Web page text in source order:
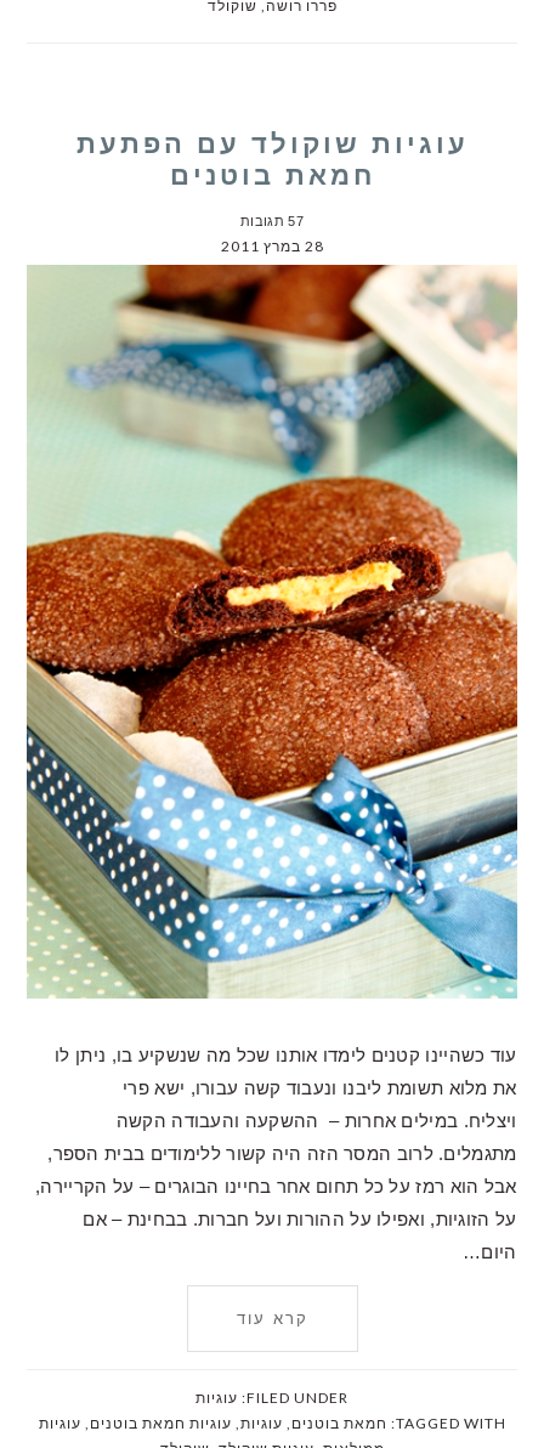
פררו רושה, שוקולד
עוגיות שוקולד עם הפתעת
חמאת בוטנים
57 תגובות
28 במרץ 2011
עוד כשהיינו קטנים לימדו אותנו שכל מה שנשקיע בו, ניתן לו
את מלוא תשומת ליבנו ונעבוד קשה עבורו, ישא פרי
ויצליח. במילים אחרות – ההשקעה והעבודה הקשה
מתגמלים. לרוב המסר הזה היה קשור ללימודים בבית הספר,
אבל הוא רמז על כל תחום אחר בחיינו הבוגרים – על הקריירה,
על הזוגיות, ואפילו על ההורות ועל חברות. בבחינת – אם
היום…
קרא עוד
FILED UNDER: עוגיות
TAGGED WITH: חמאת בוטנים , עוגיות, עוגיות חמאת בוטנים , עוגיות